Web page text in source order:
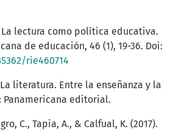
La lectura como política educativa.
de educación, 46 (1), 19-36. Doi:
rie460714
literatura. Entre la enseñanza y la
Panamericana editorial.
C., Tapia, A., & Calfual, K. (2017).